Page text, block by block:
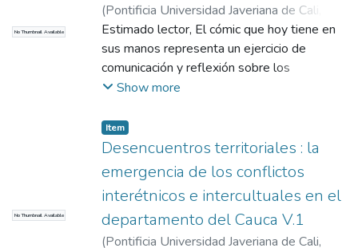
No Thumbnail Available
(Pontificia Universidad Javeriana de Cali
2018)Nieto Vallejo, Kevin;Duarte Torres,
Carlos Arturo;Jurado Bolaños, Paola
Estimado lector, El cómic que hoy tiene en
sus manos representa un ejercicio de
comunicación y reflexión sobre los
movimientos sociales campesinos que
país. Las marchas cocaleras acaecidas en
1996 son una ventana que nos permite
echar un vistazo al devenir superviviente del
campesinado colombiano. Hoy en día los
campesinos se enfrentan a múltiples
dificultades para permanecer en sus
territorios dignamente: ya no son solamente
Show more
No Thumbnail Available
Item
Desencuentros territoriales : la
emergencia de los conflictos
interétnicos e intercultuales en el
departamento del Cauca V.1
(Pontificia Universidad Javeriana de Cali,